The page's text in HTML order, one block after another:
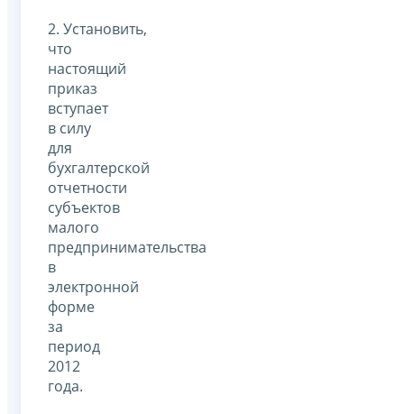
2. Установить,
что
настоящий
приказ
вступает
в силу
для
бухгалтерской
отчетности
субъектов
малого
предпринимательства
в
электронной
форме
за
период
2012
года.